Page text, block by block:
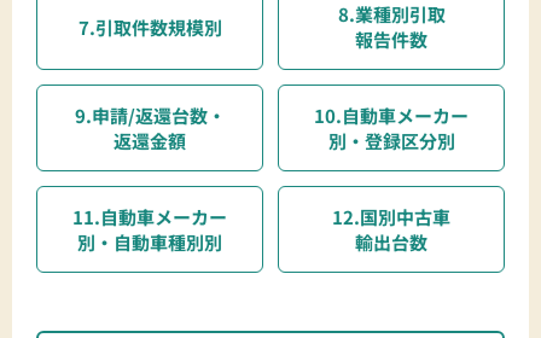
7.引取件数規模別
8.業種別引取
報告件数
9.申請/返還台数・
返還金額
10.自動車メーカー
別・登録区分別
11.自動車メーカー
別・自動車種別別
12.国別中古車
輸出台数